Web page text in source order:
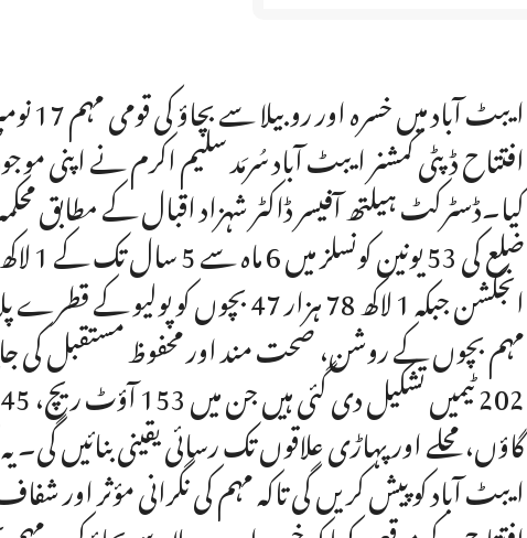
افتتاح ڈپٹی کمشنر ایبٹ آباد سُرمَد سلیم اکرم نے اپنی
کیا۔ڈسٹرکٹ ہیلتھ آفیسر ڈاکٹر شہزاد اقبال کے مطابق
انجکشن جبکہ 1 لاکھ 78 ہزار 47
مہم بچوں کے روشن، صحت مند اور محفوظ مستقبل
گاؤں، محلے اور پہاڑی علاقوں تک رسائی یقینی بنائیں گی۔
ایبٹ آباد کو پیش کریں گی تاکہ مہم کی نگرانی مؤثر